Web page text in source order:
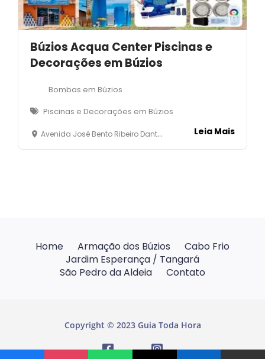
Búzios Acqua Center Piscinas e
Decorações em Búzios
Bombas em Búzios
Piscinas e Decorações em Búzios
Avenida José Bento Ribeiro Dantas, 85 - Loja 01 - Marina - Armação dos Búzios Leia Mais
Home Armação dos Búzios
Cabo Frio
Jardim Esperança / Tangará
São Pedro da Aldeia
Contato
Copyright © 2023 Guia Toda Hora